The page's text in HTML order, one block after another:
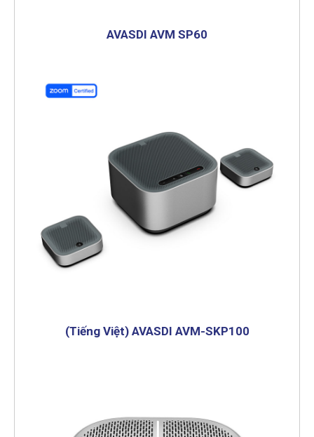
AVASDI AVM SP60
(Tiếng Việt) AVASDI AVM-SKP100